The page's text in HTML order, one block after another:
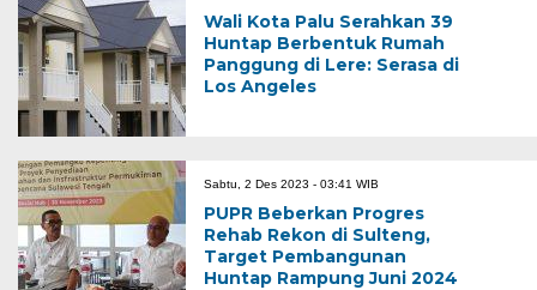
Wali Kota Palu Serahkan 39
Huntap Berbentuk Rumah
Panggung di Lere: Serasa di
Los Angeles
Sabtu, 2 Des 2023 - 03:41 WIB
PUPR Beberkan Progres
Rehab Rekon di Sulteng,
Target Pembangunan
Huntap Rampung Juni 2024